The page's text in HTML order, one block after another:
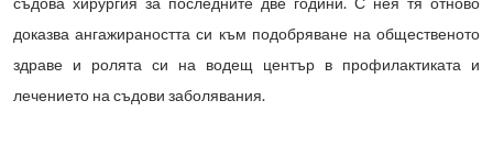
доказва ангажираността си към подобряване на общественото
здраве и ролята си на водещ център в профилактиката и
лечението на съдови заболявания.